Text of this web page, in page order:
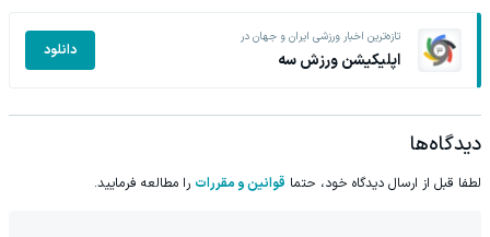
تازه‌ترین اخبار ورزشی ایران و جهان در
اپلیکیشن ورزش سه دانلود
دیدگاه‌ها
لطفا قبل از ارسال دیدگاه خود، حتما قوانین و مقررات را مطالعه فرمایید.